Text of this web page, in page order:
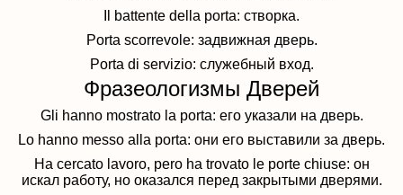
Il battente della porta: створка.
Porta scorrevole: задвижная дверь.
Porta di servizio: служебный вход.
Фразеологизмы Дверей
Gli hanno mostrato la porta: его указали на дверь.
Lo hanno messo alla porta: они его выставили за дверь.
Ha cercato lavoro, pero ha trovato le porte chiuse: он
искал работу, но оказался перед закрытыми дверями.